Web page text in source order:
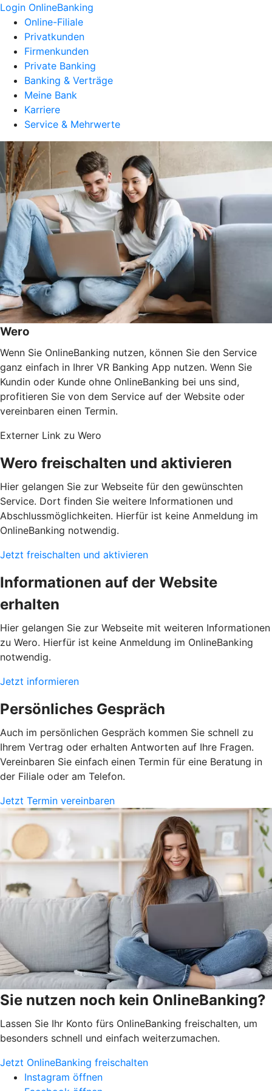
Login OnlineBanking
Online-Filiale
Privatkunden
Firmenkunden
Private Banking
Banking & Verträge
Meine Bank
Karriere
Service & Mehrwerte
Wero
Wenn Sie OnlineBanking nutzen, können Sie den Service
ganz einfach in Ihrer VR Banking App nutzen. Wenn Sie
Kundin oder Kunde ohne OnlineBanking bei uns sind,
profitieren Sie von dem Service auf der Website oder
vereinbaren einen Termin.
Externer Link zu Wero
Wero freischalten und aktivieren
Hier gelangen Sie zur Webseite für den gewünschten
Service. Dort finden Sie weitere Informationen und
Abschlussmöglichkeiten. Hierfür ist keine Anmeldung im
OnlineBanking notwendig.
Jetzt freischalten und aktivieren
Informationen auf der Website
erhalten
Hier gelangen Sie zur Webseite mit weiteren Informationen
zu Wero. Hierfür ist keine Anmeldung im OnlineBanking
notwendig.
Jetzt informieren
Persönliches Gespräch
Auch im persönlichen Gespräch kommen Sie schnell zu
Ihrem Vertrag oder erhalten Antworten auf Ihre Fragen.
Vereinbaren Sie einfach einen Termin für eine Beratung in
der Filiale oder am Telefon.
Jetzt Termin vereinbaren
Sie nutzen noch kein OnlineBanking?
Lassen Sie Ihr Konto fürs OnlineBanking freischalten, um
besonders schnell und einfach weiterzumachen.
Jetzt OnlineBanking freischalten
Instagram öffnen